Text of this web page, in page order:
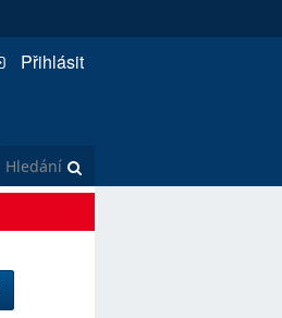
Přihlásit